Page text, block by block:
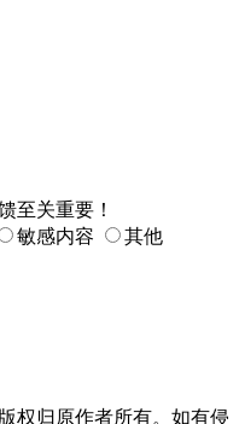
至关重要！
敏感内容 其他
权归原作者所有。如有侵